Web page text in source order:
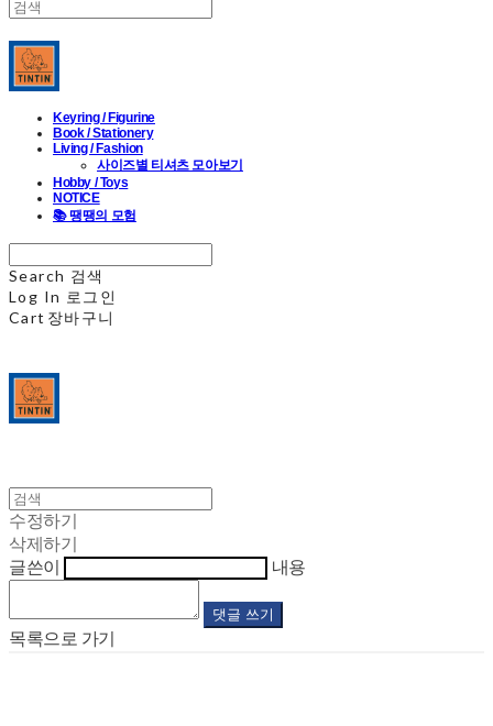
Keyring / Figurine
Book / Stationery
Living / Fashion
사이즈별 티셔츠 모아보기
Hobby / Toys
NOTICE
📚 땡땡의 모험
Search 검색
Log In 로그인
Cart 장바구니
수정하기
삭제하기
글쓴이
내용
댓글 쓰기
목록으로 가기